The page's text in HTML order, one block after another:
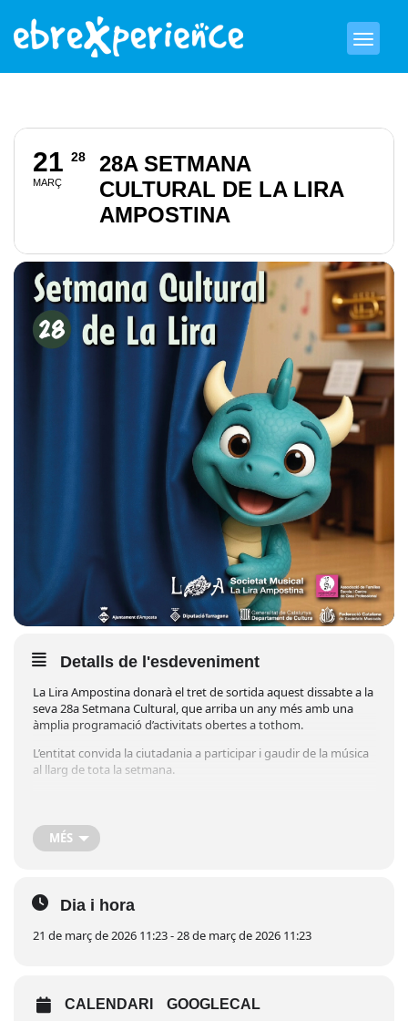
21
MARÇ
28
28A SETMANA
CULTURAL DE LA LIRA
AMPOSTINA
Detalls de l'esdeveniment
La Lira Ampostina donarà el tret de sortida aquest dissabte a la
seva 28a Setmana Cultural, que arriba un any més amb una
àmplia programació d’activitats obertes a tothom.
L’entitat convida la ciutadania a participar i gaudir de la música
al llarg de tota la setmana.
“Amposta, de Banda a Banda”, sota la direcció de Sergi Costes
Ferré.
MÉS
Dia i hora
21 de març de 2026 11:23 - 28 de març de 2026 11:23
CALENDARI GOOGLECAL